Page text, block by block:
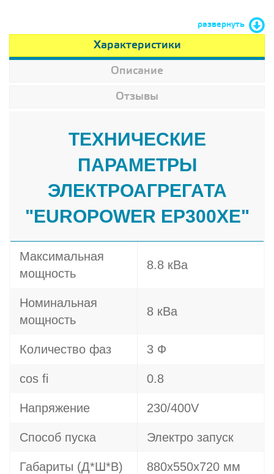
развернуть
Характеристики
Описание
Отзывы
ТЕХНИЧЕСКИЕ
ПАРАМЕТРЫ
ЭЛЕКТРОАГРЕГАТА
"EUROPOWER EP300XE"
Максимальная
мощность
8.8 кВа
Номинальная
мощность
8 кВа
Количество фаз 3 Ф
cos fi 0.8
Напряжение 230/400V
Способ пуска Электро запуск
Габариты (Д*Ш*В) 880х550х720 мм